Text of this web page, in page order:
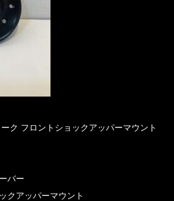
ク フロントショックアッパーマウント
バー
クアッパーマウント